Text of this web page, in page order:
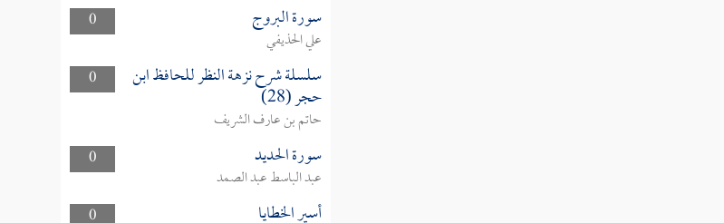
0
سورة البروج
علي الحذيفي
0
سلسلة شرح نزهة النظر للحافظ ابن
حجر (28)
حاتم بن عارف الشريف
0
سورة الحديد
عبد الباسط عبد الصمد
0
أسير الخطايا